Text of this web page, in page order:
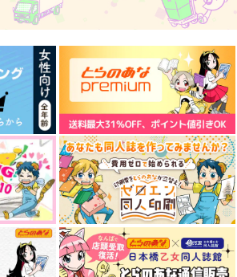
NOOB!
sto2p
944円（税込）
爆豪勝己×轟焦凍
彼の帰結
WEG
495円（税込）
ホークス×エンデヴァー
ファットガム事務所の
なんてことない食べる
日々
星屑ペコー
715 （税込）
僕のヒーローアカデミア
ファットガム
天喰環
切島鋭児郎
サンプル
カート
おれとファットのなつ
やすみ
レトロプリン
専売 400 円（税込）
僕のヒーローアカデミア
ファットガム×切島鋭児郎
サンプル
カート